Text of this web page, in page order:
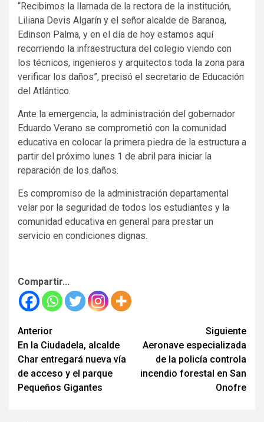
“Recibimos la llamada de la rectora de la institución,
Liliana Devis Algarín y el señor alcalde de Baranoa,
Edinson Palma, y en el día de hoy estamos aquí
recorriendo la infraestructura del colegio viendo con
los técnicos, ingenieros y arquitectos toda la zona para
verificar los daños”, precisó el secretario de Educación
del Atlántico.
Ante la emergencia, la administración del gobernador
Eduardo Verano se comprometió con la comunidad
educativa en colocar la primera piedra de la estructura a
partir del próximo lunes 1 de abril para iniciar la
reparación de los daños.
Es compromiso de la administración departamental
velar por la seguridad de todos los estudiantes y la
comunidad educativa en general para prestar un
servicio en condiciones dignas.
Compartir...
Seguir
leyendo
Anterior
En la Ciudadela, alcalde
Char entregará nueva vía
de acceso y el parque
Pequeños Gigantes
Siguiente
Aeronave especializada
de la policía controla
incendio forestal en San
Onofre